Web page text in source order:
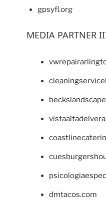
gpsyfl.org
MEDIA PARTNER
dmtacos.com